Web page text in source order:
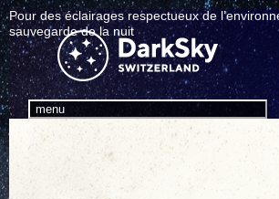
Pour des éclairages respectueux de
sauvegarde de la nuit
menu